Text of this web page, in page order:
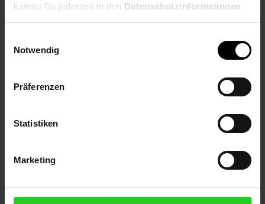
kannst Du jederzeit in den Datenschutzinformationen
ändern bzw. widerrufen.
Notwendig
Präferenzen
Statistiken
Marketing
Produktbeschreibung
Die BRAUN AS4.2 Warmluftbürste ist ein vielseitiges Styling-
kreieren. Mit einer Leistung von 1.000 Watt bietet sie
Artikelnummer: 3095227000
Versandinformationen